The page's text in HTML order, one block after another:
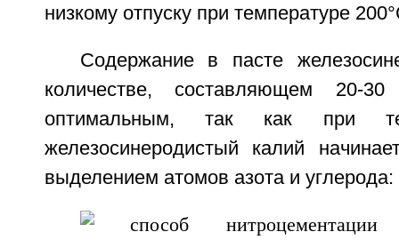
низкому отпуску при температуре
Содержание в пасте
количестве, составляющем 20-
оптимальным, так как при
железосинеродистый калий
выделением атомов азота и углерода: